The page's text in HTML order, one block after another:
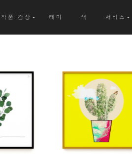
작품 감상 테마 색 서비스